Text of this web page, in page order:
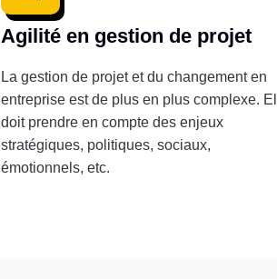
Agilité en gestion de projet
La gestion de projet et du changement en
entreprise est de plus en plus complexe.
doit prendre en compte des enjeux
stratégiques, politiques, sociaux,
émotionnels, etc.